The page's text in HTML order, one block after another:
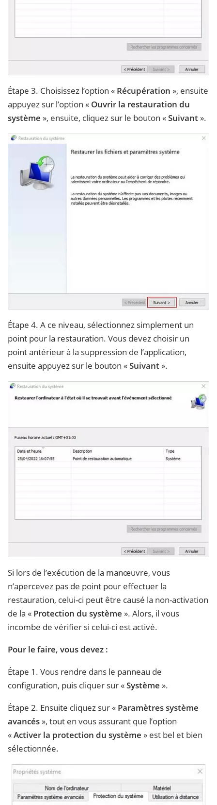
Étape 3. Choisissez l’option « Récupération », ensuite
appuyez sur l’option « Ouvrir la restauration du
système », ensuite, cliquez sur le bouton «Suivant ».
Étape 4. A ce niveau, sélectionnez simplement un
point pour la restauration. Vous devez choisir un
point antérieur à la suppression de l’application,
ensuite appuyez sur le bouton «Suivant ».
Si lors de l’exécution de la manœuvre, vous
n’apercevez pas de point pour effectuer la
restauration, celui-ci peut être causé la non-activation
de la « Protection du système ». Alors, il vous
incombe de vérifier si celui-ci est activé.
Pour le faire, vous devez :
Étape 1. Vous rendre dans le panneau de
configuration, puis cliquer sur «Système ».
Étape 2. Ensuite cliquez sur « Paramètres système
avancés », tout en vous assurant que l’option
«Activer la protection du système » est bel et bien
sélectionnée.